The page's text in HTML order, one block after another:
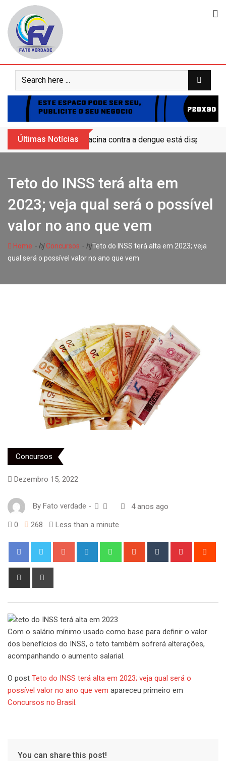
content
Últimas Notícias Vacina contra a dengue está
Teto do INSS terá alta em
2023; veja qual será o possível
valor no ano que vem
Home - hjConcursos - hjTeto do INSS terá alta em 2023; veja
qual será o possível valor no ano que vem
Concursos
Dezembro 15, 2022
By Fato verdade - 4 anos ago
0 268 Less than a minute
Google+ LinkedIn WhatsappStumbleUpon
Tumblr Pinterest
Share
Com o salário mínimo usado como base para definir o valor
dos benefícios do INSS, o teto também sofrerá alterações,
acompanhando o aumento salarial.
O post Teto do INSS terá alta em 2023; veja qual será o
possível valor no ano que vem apareceu primeiro em
Concursos no Brasil.
You can share this post!